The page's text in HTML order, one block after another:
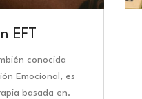
EFT
conocida
Emocional, es
basada en.